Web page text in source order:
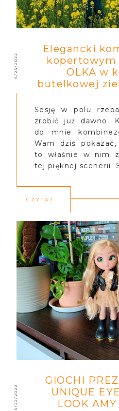
5/23/2022
Elegancki
kopertowym
OLKA w
butelkowej
Sesję w polu
zrobić już dawno.
do mnie
Wam dziś pokazać,
to właśnie w nim
tej pięknej scenerii.
CZYTAJ...
5/22/2022
GIOCHI
UNIQUE
LOOK